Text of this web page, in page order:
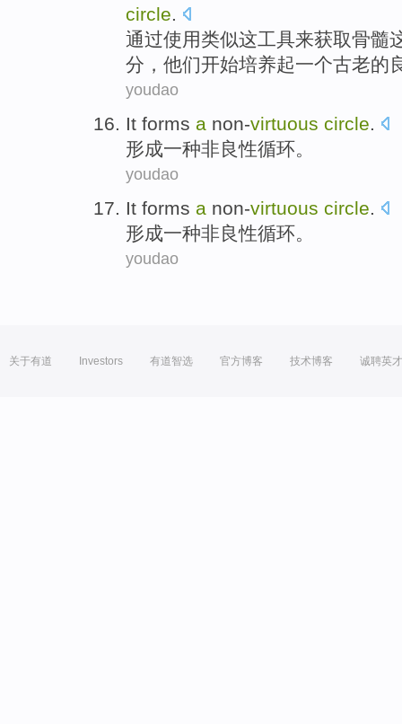
circle.
通过使用类似这工具来获取骨髓
分 ， 他们开始培养起一个古老的
youdao
It forms a non-virtuous circle.
形成一种非良性循环。
youdao
It forms a non-virtuous circle.
形成一种非良性循环。
youdao
关于有道 Investors 有道智选 官方博客 技术博客 诚聘英才